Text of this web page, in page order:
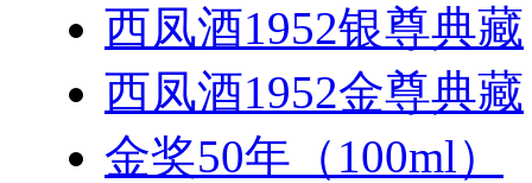
西凤酒1952银尊典藏
西凤酒1952金尊典藏
金奖50年（100ml）